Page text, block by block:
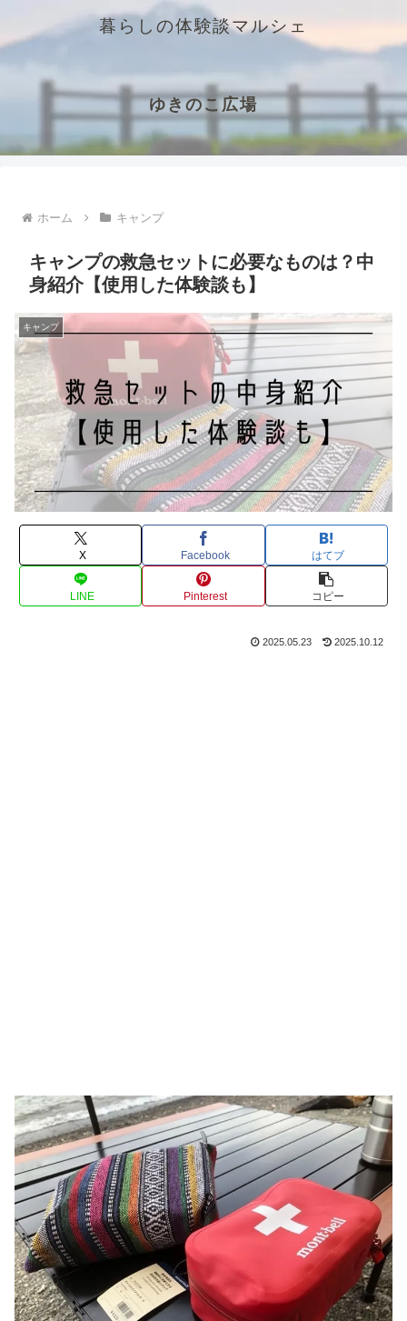
暮らしの体験談マルシェ
ゆきのこ広場
ホーム キャンプ
キャンプの救急セットに必要なものは？中
身紹介【使用した体験談も】
キャンプ
X Facebook はてブ
LINE Pinterest コピー
2025.05.23 2025.10.12